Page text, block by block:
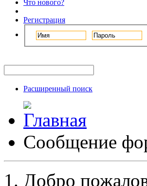
Что нового?
Регистрация
Расширенный поиск
Сообщение
Добро